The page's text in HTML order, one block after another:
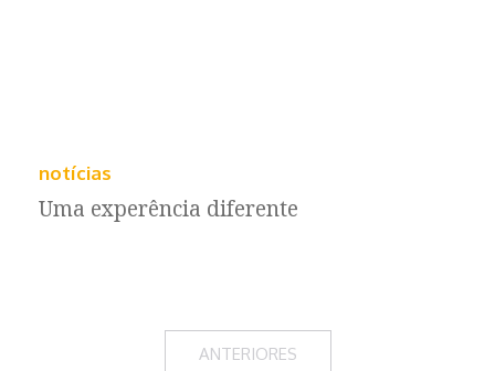
notícias
Uma experência diferente
ANTERIORES